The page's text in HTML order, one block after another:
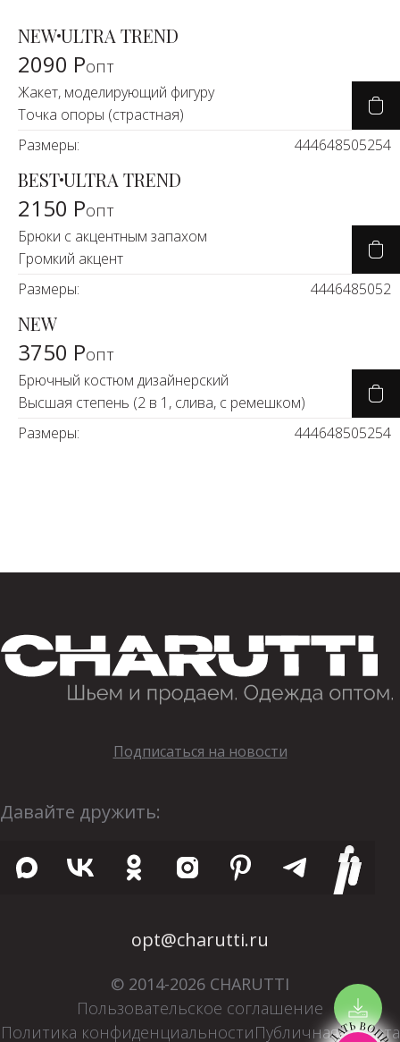
NEWULTRA TREND
2090 Ропт
Жакет, моделирующий фигуру
Точка опоры (страстная)
Размеры:
444648505254
BESTULTRA TREND
2150 Ропт
Брюки с акцентным запахом
Громкий акцент
Размеры:
4446485052
NEW
3750 Ропт
Брючный костюм дизайнерский
Высшая степень (2 в 1, слива, с ремешком)
Размеры:
444648505254
Подписаться на новости
Давайте дружить:
opt@charutti.ru
© 2014-2026 CHARUTTI
Пользовательское соглашение
Политика конфиденциальностиПубличная оферта